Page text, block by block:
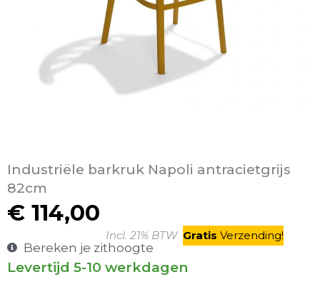
Industriële barkruk Napoli antracietgrijs
82cm
€ 114,00
Incl. 21% BTW Gratis Verzending!
Bereken je zithoogte
Levertijd 5-10 werkdagen